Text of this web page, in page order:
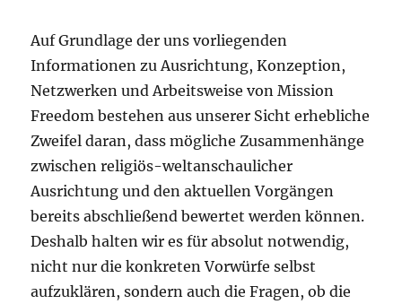
Auf Grundlage der uns vorliegenden
Informationen zu Ausrichtung, Konzeption,
Netzwerken und Arbeitsweise von Mission
Freedom bestehen aus unserer Sicht erhebliche
Zweifel daran, dass mögliche Zusammenhänge
zwischen religiös-weltanschaulicher
Ausrichtung und den aktuellen Vorgängen
bereits abschließend bewertet werden können.
Deshalb halten wir es für absolut notwendig,
nicht nur die konkreten Vorwürfe selbst
aufzuklären, sondern auch die Fragen, ob die